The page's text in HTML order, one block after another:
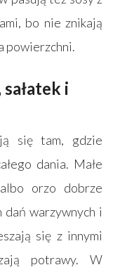
bo nie znikają
powierzchni.
i
się tam, gdzie
dania. Małe
orzo dobrze
dań warzywnych i
się z innymi
potrawy. W